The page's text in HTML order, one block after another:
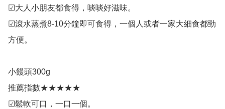
☑大人小朋友都食得，啖啖好滋味。
☑滾水蒸煮8-10分鐘即可食得，一個人或者一家大細食都勁
方便。
小饅頭300g
推薦指數★★★★★
☑鬆軟可口，一口一個。